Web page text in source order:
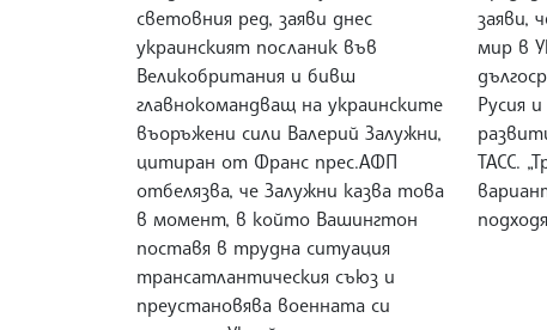
световния ред, заяви днес
украинският посланик във
Великобритания и бивш
главнокомандващ на украинските
въоръжени сили Валерий Залужни,
цитиран от Франс прес.АФП
отбелязва, че Залужни казва това
в момент, в който Вашингтон
поставя в трудна ситуация
трансатлантическия съюз и
преустановява военната си
заяви,
мир в
Русия
ТАСС.